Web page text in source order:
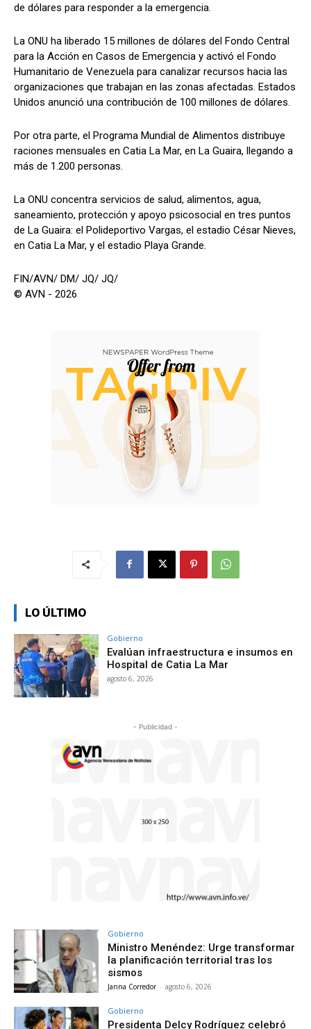
de dólares para responder a la emergencia.
La ONU ha liberado 15 millones de dólares del Fondo Central
para la Acción en Casos de Emergencia y activó el Fondo
Humanitario de Venezuela para canalizar recursos hacia las
organizaciones que trabajan en las zonas afectadas. Estados
Unidos anunció una contribución de 100 millones de dólares.
Por otra parte, el Programa Mundial de Alimentos distribuye
raciones mensuales en Catia La Mar, en La Guaira, llegando a
más de 1.200 personas.
La ONU concentra servicios de salud, alimentos, agua,
saneamiento, protección y apoyo psicosocial en tres puntos
de La Guaira: el Polideportivo Vargas, el estadio César Nieves,
en Catia La Mar, y el estadio Playa Grande.
FIN/AVN/ DM/ JQ/ JQ/
© AVN - 2026
LO ÚLTIMO
Gobierno
Evalúan infraestructura e insumos en
Hospital de Catia La Mar
agosto 6, 2026
- Publicidad -
Gobierno
Ministro Menéndez: Urge transformar
la planificación territorial tras los
sismos
Janna Corredor - agosto 6, 2026
Gobierno
Presidenta Delcy Rodríguez celebró